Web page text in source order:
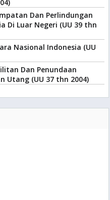
Dan Perlindungan
Di Luar Negeri (UU 39 thn
Nasional Indonesia (UU
Dan Penundaan
Utang (UU 37 thn 2004)